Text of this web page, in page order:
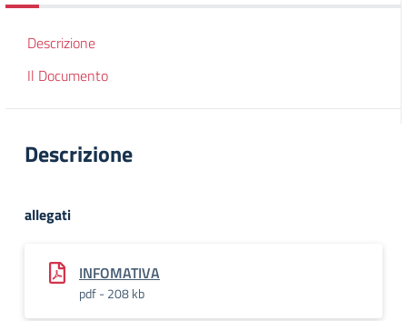
Descrizione
Il Documento
Descrizione
allegati
INFOMATIVA
pdf - 208 kb